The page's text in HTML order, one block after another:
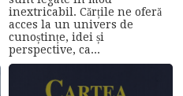
inextricabil. Cărțile ne oferă
acces la un univers de
cunoștințe, idei și
perspective, ca...